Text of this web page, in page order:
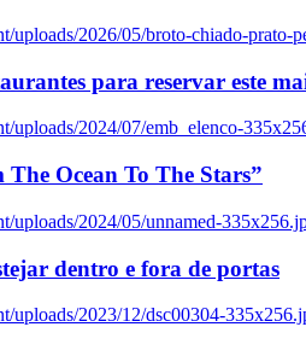
2026/05/broto-chiado-prato-
para reservar este
uploads/2024/07/emb_elenco-
Ocean To The Stars”
uploads/2024/05/unnamed-
dentro e fora de portas
uploads/2023/12/dsc00304-